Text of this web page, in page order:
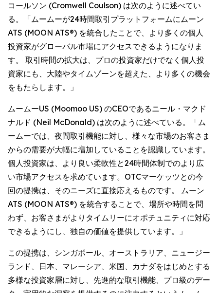
コールソン (Cromwell Coulson) は次のように述べてい
る。「ムームーが24時間取引プラットフォームにムーン
ATS (MOON ATS®) を統合したことで、より多くの個人
投資家がグローバル市場にアクセスできるようになりま
す。 取引時間の拡大は、プロの投資家だけでなく個人投
資家にも、大陸やタイムゾーンを超えた、より多くの機会
をもたらします。」
ムームーUS (Moomoo US) のCEOであるニール・マクド
ナルド (Neil McDonald) は次のように述べている。「ム
ームーでは、夜間取引機能に対し、様々な市場のお客さま
からの需要が大幅に増加していることを認識しています。
個人投資家は、より良い柔軟性と24時間体制でのより広
い市場アクセスを求めています。OTCマーケッツとの今
回の提携は、そのニーズに直接応えるものです。 ムーン
ATS (MOON ATS®) を統合することで、場所や時間を問
わず、お客さまがよりタイムリーにオポチュニティに対応
できるようにし、独自の価値を提供しています。」
この提携は、シンガポール、オーストラリア、ニュージー
ランド、日本、マレーシア、米国、カナダをはじめとする
多様な投資家層に対し、先進的な取引機能、プロ級のデー